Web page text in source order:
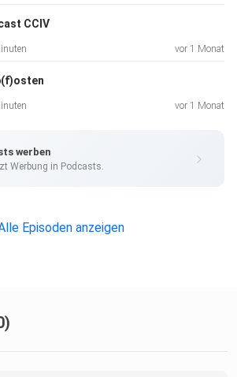
CCIV
vor 1 Monat
vor 1 Monat
werben
Werbung in Podcasts.
Episoden anzeigen